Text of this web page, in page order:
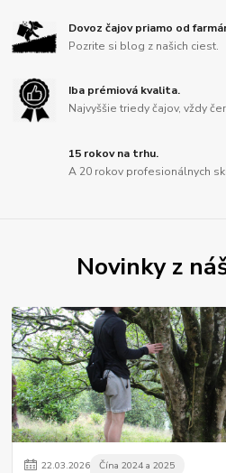
Dovoz čajov priamo od
Pozrite si blog z našich ciest.
Iba prémiová kvalita.
Najvyššie triedy čajov, vždy
15 rokov na trhu.
A 20 rokov profesionálnych
Novinky z
22.03.2026 Čína 2024 a 2025